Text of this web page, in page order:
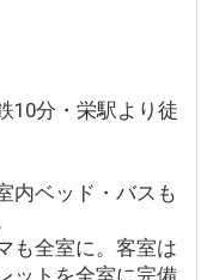
10分・栄駅より徒
内ベッド・バスも
も全室に。客室は